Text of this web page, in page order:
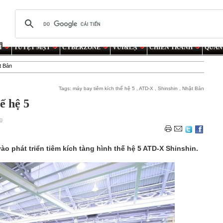
TUYỆT MẬT CYBERZONE VUI&LẠ CHIẾN TRANH
Bản
Tags:máy bay tiêm kích thế hệ 5 ,ATD-X ,Shinshin ,Nhật Bản
hệ 5
phát triển tiêm kích tàng hình thế hệ 5 ATD-X Shinshin.